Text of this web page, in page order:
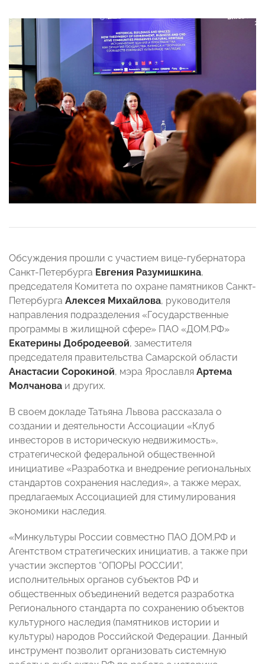
Обсуждения прошли с участием вице-губернатора
Санкт-Петербурга Евгения Разумишкина,
председателя Комитета по охране памятников Санкт-
Петербурга Алексея Михайлова, руководителя
направления подразделения «Государственные
программы в жилищной сфере» ПАО «ДОМ.РФ»
Екатерины Добродеевой, заместителя
председателя правительства Самарской области
Анастасии Сорокиной, мэра Ярославля Артема
Молчанова и других.
В своем докладе Татьяна Львова рассказала о
создании и деятельности Ассоциации «Клуб
инвесторов в историческую недвижимость»,
стратегической федеральной общественной
инициативе «Разработка и внедрение региональных
стандартов сохранения наследия», а также мерах,
предлагаемых Ассоциацией для стимулирования
экономики наследия.
«Минкультуры России совместно ПАО ДОМ.РФ и
Агентством стратегических инициатив, а также при
участии экспертов “ОПОРЫ РОССИИ”,
исполнительных органов субъектов РФ и
общественных объединений ведется разработка
Регионального стандарта по сохранению объектов
культурного наследия (памятников истории и
культуры) народов Российской Федерации. Данный
инструмент позволит организовать системную